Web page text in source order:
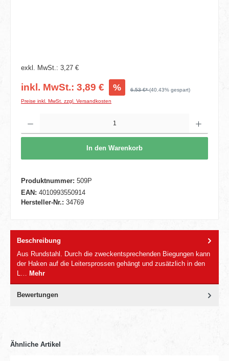
exkl. MwSt.: 3,27 €
inkl. MwSt.: 3,89 € % 6,53 €*(40.43% gespart)
Preise inkl. MwSt. zzgl. Versandkosten
In den Warenkorb
Produktnummer: 509P
EAN: 4010993550914
Hersteller-Nr.: 34769
Beschreibung
Aus Rundstahl. Durch die zweckentsprechenden Biegungen kann
der Haken auf die Leitersprossen gehängt und zusätzlich in den
L… Mehr
Bewertungen
Ähnliche Artikel